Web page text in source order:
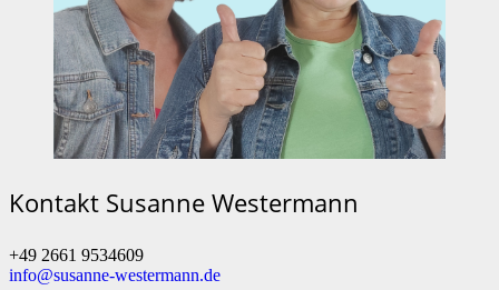
Kontakt Susanne Westermann
+49 2661 9534609
info@susanne-westermann.de